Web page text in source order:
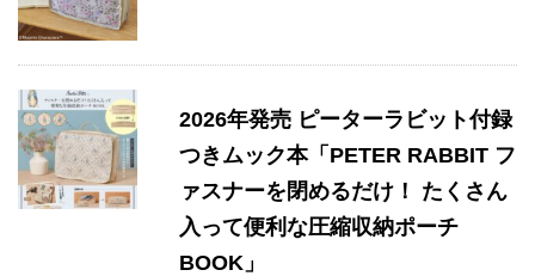
2026年発売 ピーターラビット付録
つきムック本「PETER RABBIT フ
ァスナーを閉めるだけ！ たくさん
入って便利な圧縮収納ポーチ
BOOK」